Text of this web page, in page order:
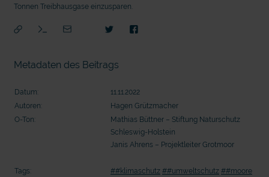
Tonnen Treibhausgase einzusparen.
Metadaten des Beitrags
Datum:
11.11.2022
Autoren:
Hagen Grützmacher
O-Ton:
Mathias Büttner – Stiftung Naturschutz
Schleswig-Holstein
Janis Ahrens – Projektleiter Grotmoor
Tags: ##klimaschutz ##umweltschutz ##moore